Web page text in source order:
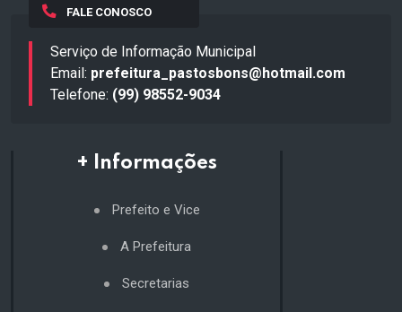
FALE CONOSCO
Serviço de Informação Municipal
Email: prefeitura_pastosbons@hotmail.com
Telefone: (99) 98552-9034
+ Informações
Prefeito e Vice
A Prefeitura
Secretarias